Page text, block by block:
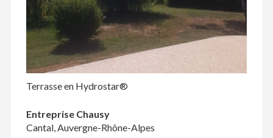
Terrasse en Hydrostar®
Entreprise Chausy
Cantal, Auvergne-Rhône-Alpes